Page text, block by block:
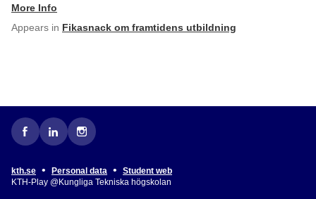
More Info
Appears in Fikasnack om framtidens utbildning
kth.se • Personal data •
Student web
KTH-Play @Kungliga Tekniska högskolan